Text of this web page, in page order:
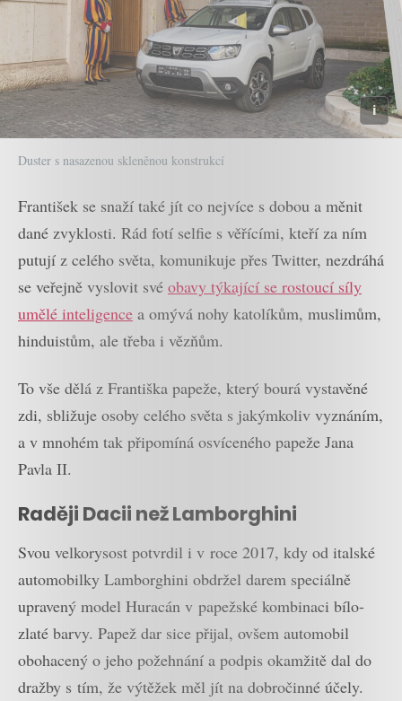
Duster s nasazenou skleněnou konstrukcí
František se snaží také jít co nejvíce s dobou a měnit
dané zvyklosti. Rád fotí selfie s věřícími, kteří za ním
putují z celého světa, komunikuje přes Twitter, nezdráhá
se veřejně vyslovit své obavy týkající se rostoucí síly
umělé inteligence a omývá nohy katolíkům, muslimům,
hinduistům, ale třeba i vězňům.
To vše dělá z Františka papeže, který bourá vystavěné
zdi, sbližuje osoby celého světa s jakýmkoliv vyznáním,
a v mnohém tak připomíná osvíceného papeže Jana
Pavla II.
Raději Dacii než Lamborghini
Svou velkorysost potvrdil i v roce 2017, kdy od italské
automobilky Lamborghini obdržel darem speciálně
upravený model Huracán v papežské kombinaci bílo-
zlaté barvy. Papež dar sice přijal, ovšem automobil
obohacený o jeho požehnání a podpis okamžitě dal do
dražby s tím, že výtěžek měl jít na dobročinné účely.